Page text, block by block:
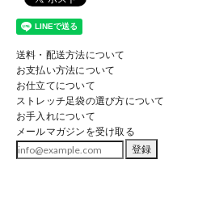
送料・配送方法について
お支払い方法について
お仕立てについて
ストレッチ足袋の選び方について
お手入れについて
メールマガジンを受け取る
登録